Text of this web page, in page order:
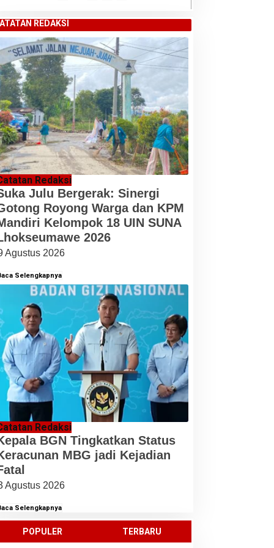
REDAKSI
Redaksi
Julu Bergerak: Sinergi
Royong Warga dan KPM
Kelompok 18 UIN SUNA
2026
Agustus 2026
Selengkapnya
Redaksi
BGN Tingkatkan Status
MBG jadi Kejadian
Agustus 2026
Selengkapnya
POPULER TERBARU